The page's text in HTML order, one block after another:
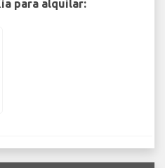
para alquilar: